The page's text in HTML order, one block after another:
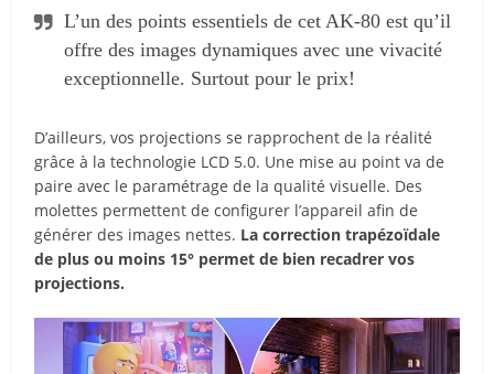
L’un des points essentiels de cet AK-80 est qu’il
offre des images dynamiques avec une vivacité
exceptionnelle. Surtout pour le prix!
D’ailleurs, vos projections se rapprochent de la réalité
grâce à la technologie LCD 5.0. Une mise au point va de
paire avec le paramétrage de la qualité visuelle. Des
molettes permettent de configurer l’appareil afin de
générer des images nettes. La correction trapézoïdale
de plus ou moins 15° permet de bien recadrer vos
projections.